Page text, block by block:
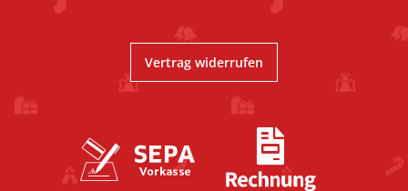
Vertrag widerrufen